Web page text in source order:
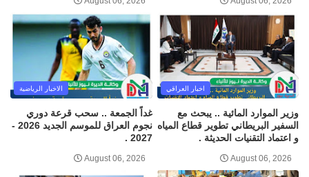
اخبار العراقي
وزير الموارد المائية .. يبحث مع
السفير البريطاني تطوير قطاع المياه
و اعتماد التقنيات الحديثة .
August 06, 2026
الاخبار الرياضية
غداً الجمعة .. سحب قرعة دوري
نجوم العراق للموسم الجديد 2026 -
2027 .
August 06, 2026